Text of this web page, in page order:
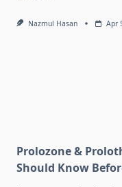
Nazmul Hasan Apr
Prolozone &
Should Know